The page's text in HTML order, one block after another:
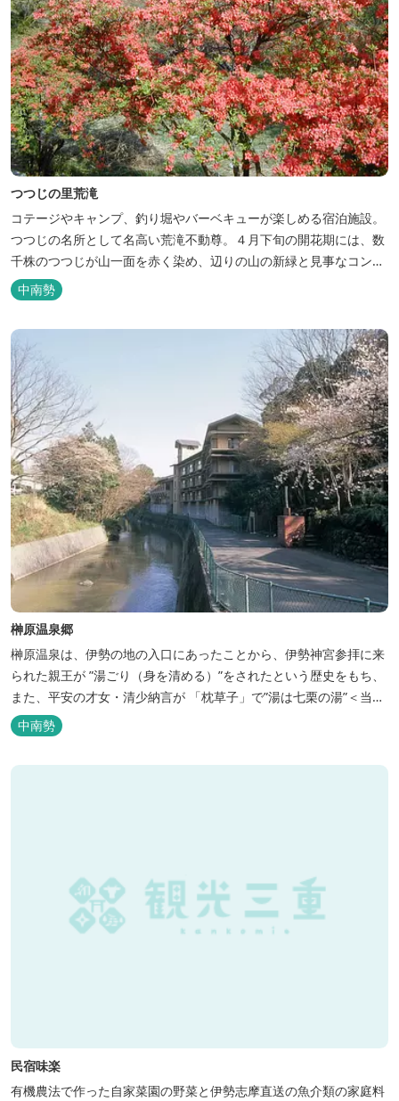
つつじの里荒滝
コテージやキャンプ、釣り堀やバーベキューが楽しめる宿泊施設。
つつじの名所として名高い荒滝不動尊。４月下旬の開花期には、数
千株のつつじが山一面を赤く染め、辺りの山の新緑と見事なコント
ラストを織り成します。 松阪の観光情報は、松阪観光インフォメー
ションサイト ワクワク松阪 ...
中南勢
榊原温泉郷
榊原温泉は、伊勢の地の入口にあったことから、伊勢神宮参拝に来
られた親王が ”湯ごり（身を清める）”をされたという歴史をもち、
また、平安の才女・清少納言が 「枕草子」で”湯は七栗の湯”＜当時
の呼び名＞と称えており、 出雲の神を温泉の守り神として祀ってい
ることもあって、恋の和歌も多く残っています。 このように、宮中
や神宮にゆかりも深く、つるつるスベスベの肌ざわりの良い泉質は
中南勢
民宿味楽
有機農法で作った自家菜園の野菜と伊勢志摩直送の魚介類の家庭料